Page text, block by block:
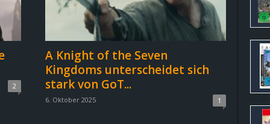
2
A Knight of the Seven
Kingdoms unterscheidet sich
stark von GoT...
6. Oktober 2025 1